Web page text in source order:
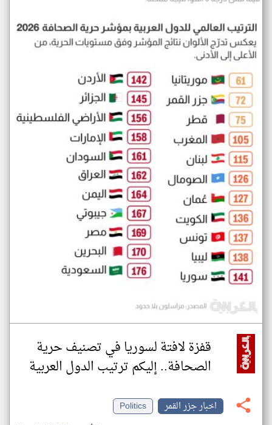
قفزة لافتة لسوريا في تصنيف حرية
الصحافة.. إليكم ترتيب الدول العربية
اخبار جزر القمر
Politics